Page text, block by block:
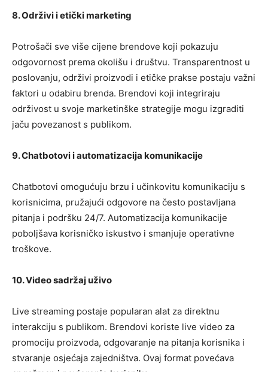
8. Održivi i etički marketing
Potrošači sve više cijene brendove koji pokazuju
odgovornost prema okolišu i društvu. Transparentnost u
poslovanju, održivi proizvodi i etičke prakse postaju važni
faktori u odabiru brenda. Brendovi koji integriraju
održivost u svoje marketinške strategije mogu izgraditi
jaču povezanost s publikom.
9. Chatbotovi i automatizacija komunikacije
Chatbotovi omogućuju brzu i učinkovitu komunikaciju s
korisnicima, pružajući odgovore na često postavljana
pitanja i podršku 24/7. Automatizacija komunikacije
poboljšava korisničko iskustvo i smanjuje operativne
troškove.
10. Video sadržaj uživo
Live streaming postaje popularan alat za direktnu
interakciju s publikom. Brendovi koriste live video za
promociju proizvoda, odgovaranje na pitanja korisnika i
stvaranje osjećaja zajedništva. Ovaj format povećava